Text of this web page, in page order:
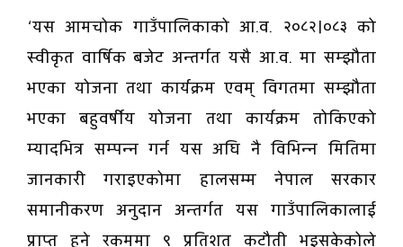
‘यस आमचोक गाउँपालिकाको आ.व. २०८२।०८३ को
स्वीकृत वार्षिक बजेट अन्तर्गत यसै आ.व. मा सम्झौता
भएका योजना तथा कार्यक्रम एवम् विगतमा सम्झौता
भएका बहुवर्षीय योजना तथा कार्यक्रम तोकिएको
म्यादभित्र सम्पन्न गर्न यस अघि नै विभिन्न मितिमा
जानकारी गराइएकोमा हालसम्म नेपाल सरकार
समानीकरण अनुदान अन्तर्गत यस गाउँपालिकालाई
प्राप्त हुने रकममा ९ प्रतिशत कटौती भइसकेकोले